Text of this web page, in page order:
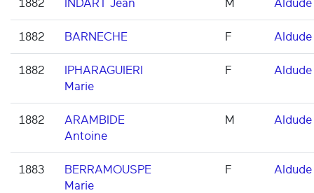
1882 INDART Jean M Aldude
1882 BARNECHE F Aldude
1882
IPHARAGUIERI
Marie
F Aldude
1882
ARAMBIDE
Antoine
M Aldude
1883
BERRAMOUSPE
Marie
F Aldude